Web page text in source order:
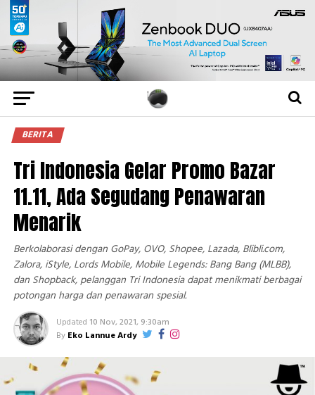
BERITA
Tri Indonesia Gelar Promo Bazar
11.11, Ada Segudang Penawaran
Menarik
Berkolaborasi dengan GoPay, OVO, Shopee, Lazada, Blibli.com,
Zalora, iStyle, Lords Mobile, Mobile Legends: Bang Bang (MLBB),
dan Shopback, pelanggan Tri Indonesia dapat menikmati berbagai
potongan harga dan penawaran spesial.
Updated 10 Nov, 2021, 9:30am
By Eko Lannue Ardy